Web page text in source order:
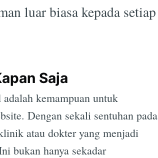
luar biasa kepada setiap
Saja
kemampuan untuk
Dengan sekali sentuhan pada
atau dokter yang menjadi
bukan hanya sekadar